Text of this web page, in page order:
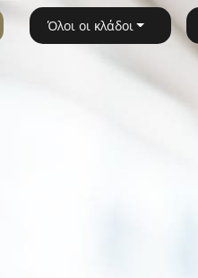
Όλοι οι κλάδοι